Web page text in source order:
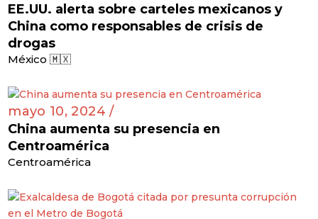
EE.UU. alerta sobre carteles mexicanos y
China como responsables de crisis de
drogas
México 🇲🇽
mayo 10, 2024 /
China aumenta su presencia en
Centroamérica
Centroamérica